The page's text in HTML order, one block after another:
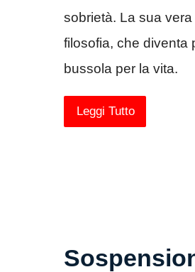
sobrietà. La sua
filosofia, che diventa
bussola per la vita.
Leggi Tutto